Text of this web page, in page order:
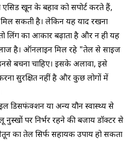
खून के बहाव को सपोर्ट करते हैं,
सकती है। लेकिन यह याद रखना
लिंग का आकार बढ़ाता है और न ही यह
है। ऑनलाइन मिल रहे "तेल से साइज
बचना चाहिए। इसके अलावा, इसे
सुरक्षित नहीं है और कुछ लोगों में
डिसफंक्शन या अन्य यौन स्वास्थ्य से
नुस्खों पर निर्भर रहने की बजाय डॉक्टर से
का तेल सिर्फ सहायक उपाय हो सकता